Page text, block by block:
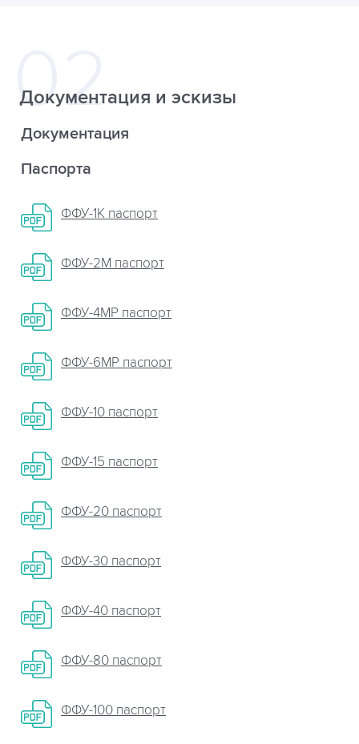
Документация и эскизы
Документация
Паспорта
ФФУ-1К паспорт
ФФУ-2М паспорт
ФФУ-4МР паспорт
ФФУ-6МР паспорт
ФФУ-10 паспорт
ФФУ-15 паспорт
ФФУ-20 паспорт
ФФУ-30 паспорт
ФФУ-40 паспорт
ФФУ-80 паспорт
ФФУ-100 паспорт